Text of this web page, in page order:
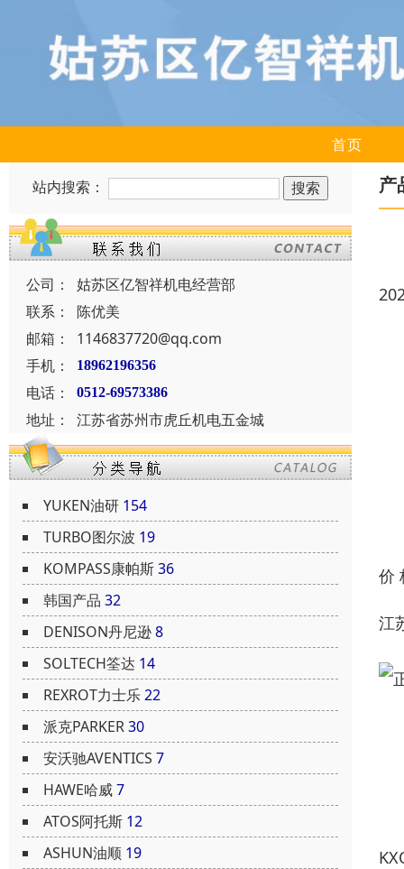
首页
站内搜索：
公司：
姑苏区亿智祥机电经营部
联系：
陈优美
邮箱：
1146837720@qq.com
手机：
18962196356
电话： 0512-69573386
地址： 江苏省苏州市虎丘机电五金城
YUKEN油研 154
TURBO图尔波 19
KOMPASS康帕斯36
韩国产品 32
DENISON丹尼逊8
SOLTECH筌达 14
REXROT力士乐22
派克PARKER30
安沃驰AVENTICS 7
HAWE哈威7
ATOS阿托斯 12
ASHUN油顺 19
产
价
江